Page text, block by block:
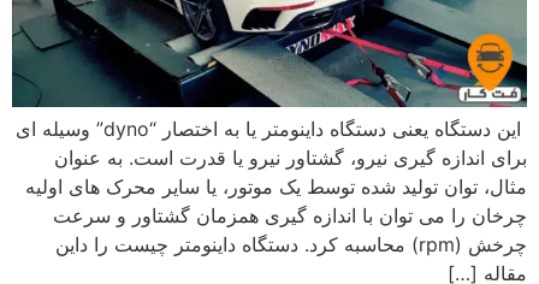
این دستگاه یعنی دستگاه داینومتر یا به اختصار “dyno” وسیله ای
برای اندازه گیری نیرو، گشتاور نیرو یا قدرت است. به عنوان
مثال، توان تولید شده توسط یک موتور، یا سایر محرک های اولیه
چرخان را می توان با اندازه گیری همزمان گشتاور و سرعت
چرخش (rpm) محاسبه کرد. دستگاه داینومتر چیست را داین
مقاله […]